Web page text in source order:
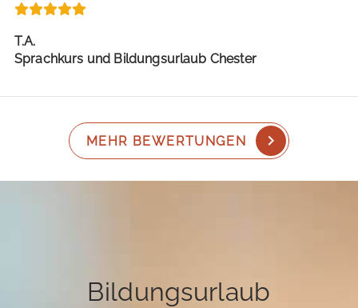
T.A.
Sprachkurs und Bildungsurlaub Chester
MEHR BEWERTUNGEN
Bildungsurlaub